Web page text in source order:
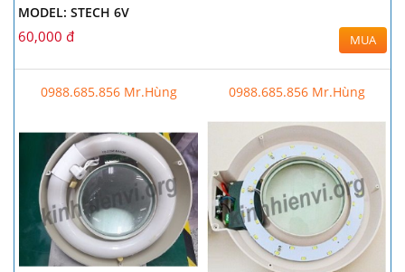
MODEL: STECH 6V
60,000 đ MUA
0988.685.856 Mr.Hùng 0988.685.856 Mr.Hùng